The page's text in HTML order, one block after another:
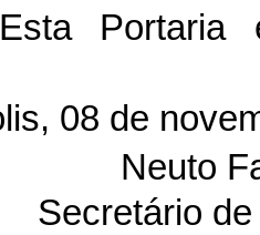
Portaria
08 de
Neuto
Secretário